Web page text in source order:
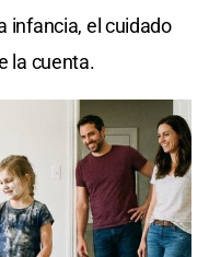
infancia, el cuidado
la cuenta.